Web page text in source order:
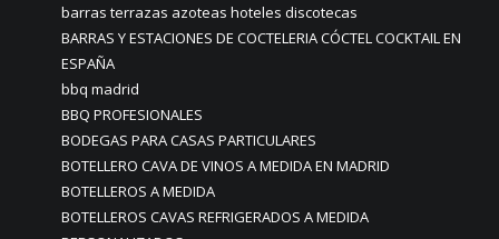
barras terrazas azoteas hoteles discotecas
BARRAS Y ESTACIONES DE COCTELERIA CÓCTEL COCKTAIL EN
ESPAÑA
bbq madrid
BBQ PROFESIONALES
BODEGAS PARA CASAS PARTICULARES
BOTELLERO CAVA DE VINOS A MEDIDA EN MADRID
BOTELLEROS A MEDIDA
BOTELLEROS CAVAS REFRIGERADOS A MEDIDA